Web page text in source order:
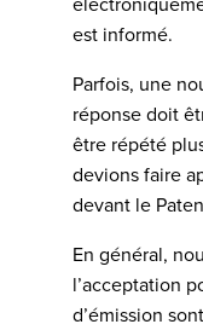
est informé.
Parfois, une
réponse doit
être répété
devions faire
devant le
En général,
l’acceptation
d’émission